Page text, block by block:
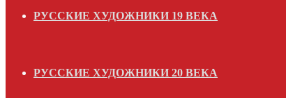
РУССКИЕ ХУДОЖНИКИ 19 ВЕКА
РУССКИЕ ХУДОЖНИКИ 20 ВЕКА